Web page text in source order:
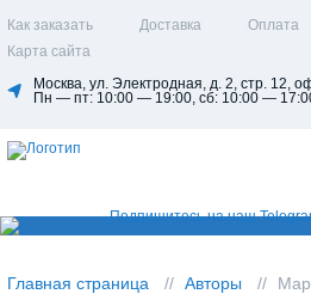
Как заказать Доставка Оплата
Карта сайта
Москва, ул. Электродная, д. 2, стр. 12,
Пн — пт: 10:00 — 19:00, сб: 10:00 —
Главная страница Авторы